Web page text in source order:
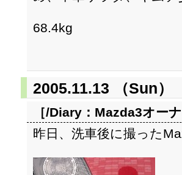
68.4kg
2005.11.13 （Sun）
［/Diary： Mazda3オー
昨日、洗車後に撮った